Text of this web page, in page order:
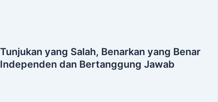
Tunjukan yang Salah, Benarkan yang Benar
Independen dan Bertanggung Jawab